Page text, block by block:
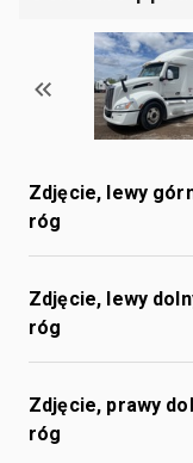
Zdjęcie, lewy
róg
Zdjęcie, lewy
róg
Zdjęcie, prawy
róg